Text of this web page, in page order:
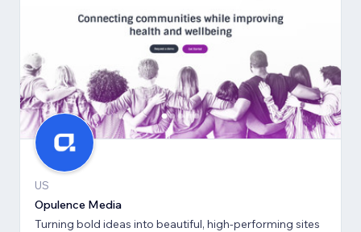
US
Opulence Media
Turning bold ideas into beautiful, high-performing sites